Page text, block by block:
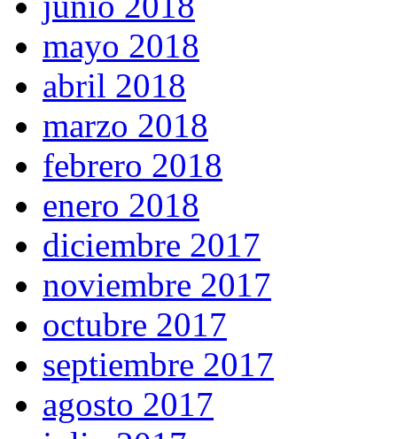
mayo 2018
abril 2018
marzo 2018
febrero 2018
enero 2018
diciembre 2017
noviembre 2017
octubre 2017
septiembre 2017
agosto 2017